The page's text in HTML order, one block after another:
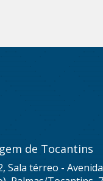
de Tocantins
Sala térreo -